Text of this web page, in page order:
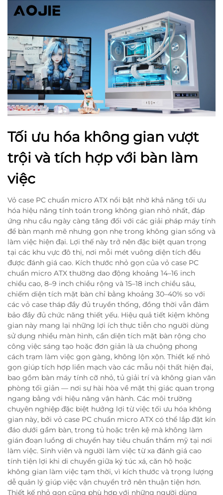
Tối ưu hóa không gian vượt
trội và tích hợp với bàn làm
việc
Vỏ case PC chuẩn micro ATX nổi bật nhờ khả năng tối ưu
hóa hiệu năng tính toán trong không gian nhỏ nhất, đáp
ứng nhu cầu ngày càng tăng đối với các giải pháp máy tính
để bàn mạnh mẽ nhưng gọn nhẹ trong không gian sống và
làm việc hiện đại. Lợi thế này trở nên đặc biệt quan trọng
tại các khu vực đô thị, nơi mỗi mét vuông diện tích đều
được đánh giá cao. Kích thước nhỏ gọn của vỏ case PC
chuẩn micro ATX thường dao động khoảng 14–16 inch
chiều cao, 8–9 inch chiều rộng và 15–18 inch chiều sâu,
chiếm diện tích mặt bàn chỉ bằng khoảng 30–40% so với
các vỏ case tháp đầy đủ truyền thống, đồng thời vẫn đảm
bảo đầy đủ chức năng thiết yếu. Hiệu quả tiết kiệm không
gian này mang lại những lợi ích thực tiễn cho người dùng
sử dụng nhiều màn hình, cần diện tích mặt bàn rộng cho
công việc sáng tạo hoặc đơn giản là ưa chuộng phong
cách trạm làm việc gọn gàng, không lộn xộn. Thiết kế nhỏ
gọn giúp tích hợp liền mạch vào các mẫu nội thất hiện đại,
bao gồm bàn máy tính cỡ nhỏ, tủ giải trí và không gian văn
phòng tối giản — nơi sự hài hòa về mặt thị giác quan trọng
ngang bằng với hiệu năng vận hành. Các môi trường
chuyên nghiệp đặc biệt hưởng lợi từ việc tối ưu hóa không
gian này, bởi vỏ case PC chuẩn micro ATX có thể lắp đặt kín
đáo dưới gầm bàn, trong tủ hoặc trên kệ mà không làm
gián đoạn luồng di chuyển hay tiêu chuẩn thẩm mỹ tại nơi
làm việc. Sinh viên và người làm việc từ xa đánh giá cao
tính tiện lợi khi di chuyển giữa ký túc xá, căn hộ hoặc
không gian làm việc tạm thời, vì kích thước và trọng lượng
dễ quản lý giúp việc vận chuyển trở nên thuận tiện hơn.
Thiết kế nhỏ gọn cũng phù hợp với những người dùng